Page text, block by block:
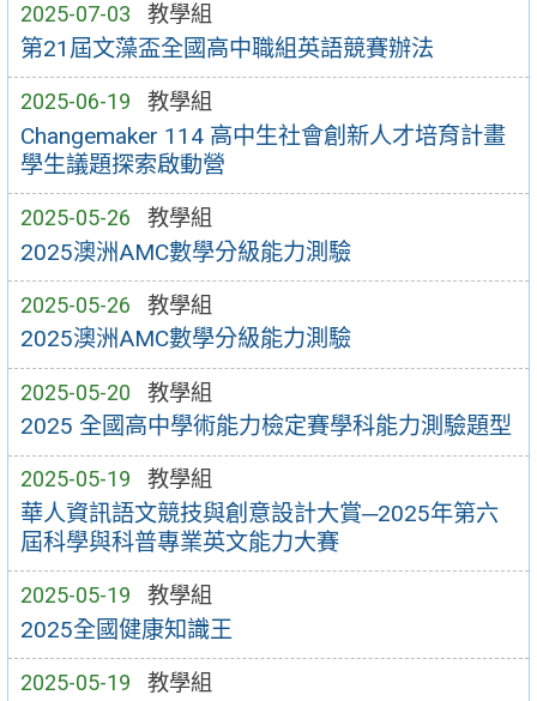
2025-07-03 教學組
第21屆文藻盃全國高中職組英語競賽辦法
2025-06-19 教學組
Changemaker 114 高中生社會創新人才培育計畫
學生議題探索啟動營
2025-05-26 教學組
2025澳洲AMC數學分級能力測驗
2025-05-26 教學組
2025澳洲AMC數學分級能力測驗
2025-05-20 教學組
2025 全國高中學術能力檢定賽學科能力測驗題型
2025-05-19 教學組
華人資訊語文競技與創意設計大賞─2025年第六
屆科學與科普專業英文能力大賽
2025-05-19 教學組
2025全國健康知識王
2025-05-19 教學組